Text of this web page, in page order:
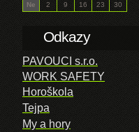
Ne
2 9 16 23 30
Odkazy
PAVOUCI s.r.o.
WORK SAFETY
Horoškola
Tejpa
My a hory